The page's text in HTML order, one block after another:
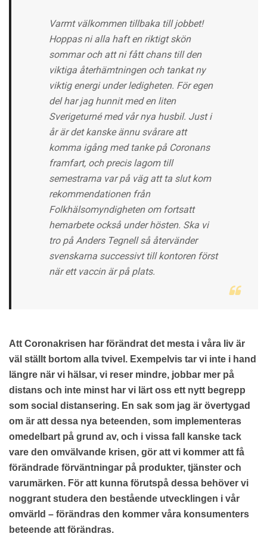
Varmt välkommen tillbaka till jobbet!
Hoppas ni alla haft en riktigt skön
sommar och att ni fått chans till den
viktiga återhämtningen och tankat ny
viktig energi under ledigheten. För egen
del har jag hunnit med en liten
Sverigeturné med vår nya husbil. Just i
år är det kanske ännu svårare att
komma igång med tanke på Coronans
framfart, och precis lagom till
semestrarna var på väg att ta slut kom
rekommendationen från
Folkhälsomyndigheten om fortsatt
hemarbete också under hösten. Ska vi
tro på Anders Tegnell så återvänder
svenskarna successivt till kontoren först
när ett vaccin är på plats.
Att Coronakrisen har förändrat det mesta i våra liv är
väl ställt bortom alla tvivel. Exempelvis tar vi inte i hand
längre när vi hälsar, vi reser mindre, jobbar mer på
distans och inte minst har vi lärt oss ett nytt begrepp
som social distansering. En sak som jag är övertygad
om är att dessa nya beteenden, som implementeras
omedelbart på grund av, och i vissa fall kanske tack
vare den omvälvande krisen, gör att vi kommer att få
förändrade förväntningar på produkter, tjänster och
varumärken. För att kunna förutspå dessa behöver vi
noggrant studera den bestående utvecklingen i vår
omvärld – förändras den kommer våra konsumenters
beteende att förändras.